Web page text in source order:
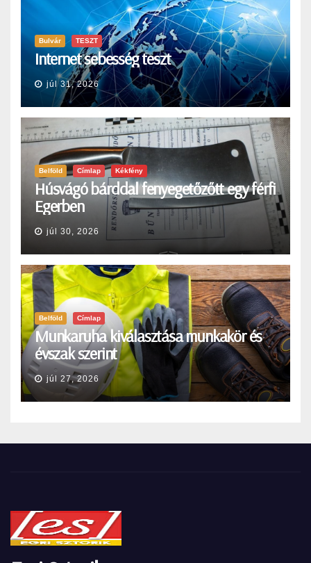
Bulvár TESZT
Internet sebesség teszt
júl 31, 2026
Belföld Címlap Kékfény
Húsvágó bárddal fenyegetőzőtt egy férfi
Egerben
júl 30, 2026
Belföld Címlap
Munkaruha kiválasztása munkakör és
évszak szerint
júl 27, 2026